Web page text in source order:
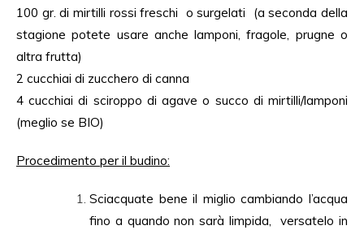
100 gr. di mirtilli rossi freschi o surgelati (a seconda della
stagione potete usare anche lamponi, fragole, prugne o
altra frutta)
2 cucchiai di zucchero di canna
4 cucchiai di sciroppo di agave o succo di mirtilli/lamponi
(meglio se BIO)
Procedimento per il budino:
Sciacquate bene il miglio cambiando l’acqua
fino a quando non sarà limpida, versatelo in